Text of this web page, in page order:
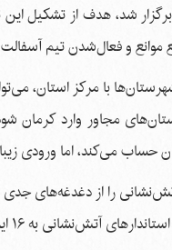
برگزار شد، هدف از تشکیل
و فعال‌شدن تیم
با مرکز استان،
مجاور وارد کرمان
حساب می‌کند، اما ورودی
را از دغدغه‌های
داریم و در حال حاضر باید دو ایستگاه دیگر اضافه کنیم.